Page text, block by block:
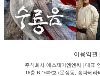
이용약관
주식회사 에스제이엠엔씨 | 대표
16층 B-1609호 (문정동, 송파테